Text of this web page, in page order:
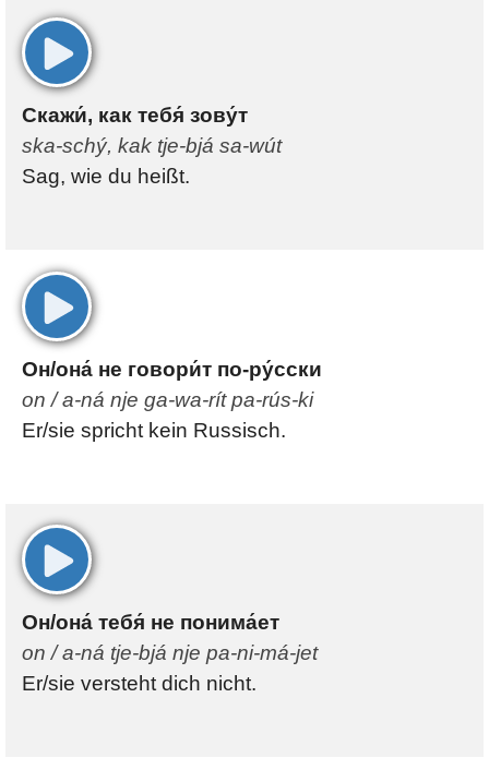
00:00
Скажи́, как тебя́ зову́т
ska-schý, kak tje-bjá sa-wút
Sag, wie du heißt.
00:00
Он/она́ не говори́т по-ру́сски
on / a-ná nje ga-wa-rít pa-rús-ki
Er/sie spricht kein Russisch.
00:00
Он/она́ тебя́ не понима́ет
on / a-ná tje-bjá nje pa-ni-má-jet
Er/sie versteht dich nicht.